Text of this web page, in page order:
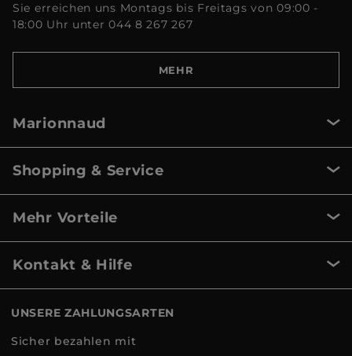
Sie erreichen uns Montags bis Freitags von 09:00 -
18:00 Uhr unter 044 8 267 267
MEHR
Marionnaud
Shopping & Service
Mehr Vorteile
Kontakt & Hilfe
UNSERE ZAHLUNGSARTEN
Sicher bezahlen mit